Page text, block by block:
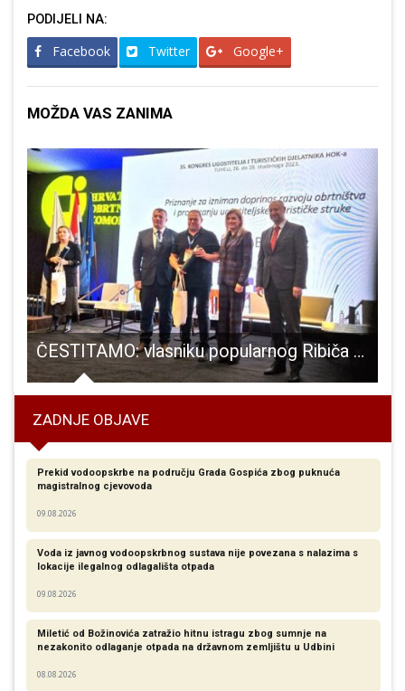
PODIJELI NA:
Facebook Twitter Google+
MOŽDA VAS ZANIMA
ČESTITAMO: vlasniku popularnog Ribiča u Otočcu Marinku Bobincu visoko obrtničko priznanje
ZADNJE OBJAVE
Prekid vodoopskrbe na području Grada Gospića zbog puknuća
magistralnog cjevovoda
09.08.2026
Voda iz javnog vodoopskrbnog sustava nije povezana s nalazima s
lokacije ilegalnog odlagališta otpada
09.08.2026
Miletić od Božinovića zatražio hitnu istragu zbog sumnje na
nezakonito odlaganje otpada na državnom zemljištu u Udbini
08.08.2026